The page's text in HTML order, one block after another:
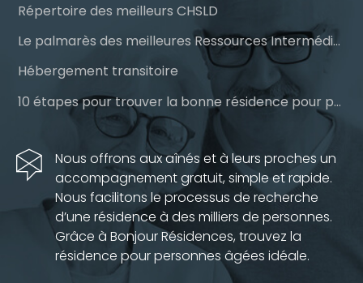
Répertoire des meilleurs CHSLD
Le palmarès des meilleures Ressources Intermédiaires (RI)
Hébergement transitoire
10 étapes pour trouver la bonne résidence pour personnes âgées
Nous offrons aux aînés et à leurs proches un
accompagnement gratuit, simple et rapide.
Nous facilitons le processus de recherche
d’une résidence à des milliers de personnes.
Grâce à Bonjour Résidences, trouvez la
résidence pour personnes âgées idéale.